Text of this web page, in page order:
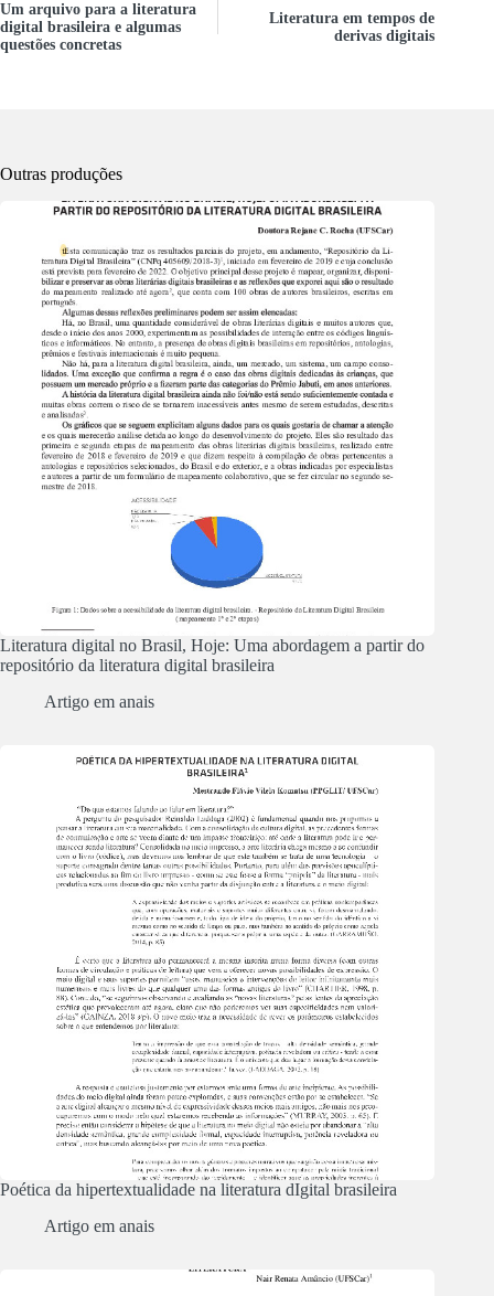
Um arquivo para a literatura
digital brasileira e algumas
questões concretas
Literatura em tempos de
derivas digitais
Outras produções
Literatura digital no Brasil, Hoje: Uma abordagem a partir do
repositório da literatura digital brasileira
Artigo em anais
Poética da hipertextualidade na literatura dIgital brasileira
Artigo em anais